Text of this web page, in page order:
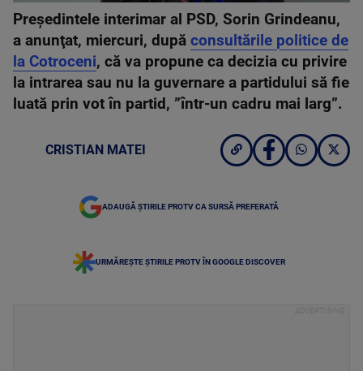
Preşedintele interimar al PSD, Sorin Grindeanu,
a anunţat, miercuri, după consultările politice de
la Cotroceni, că va propune ca decizia cu privire
la intrarea sau nu la guvernare a partidului să fie
luată prin vot în partid, ”într-un cadru mai larg”.
CRISTIAN MATEI
ADAUGĂ ȘTIRILE PROTV CA SURSĂ PREFERATĂ
URMĂREȘTE ȘTIRILE PROTV ÎN GOOGLE DISCOVER